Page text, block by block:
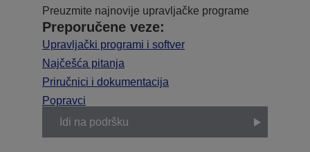
Preuzmite najnovije upravljačke programe
Preporučene veze:
Upravljački programi i softver
Najčešća pitanja
Priručnici i dokumentacija
Popravci
Idi na podršku